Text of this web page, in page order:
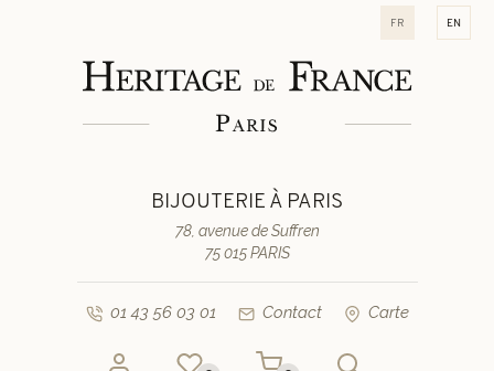
fr en
BIJOUTERIE À PARIS
78, avenue de Suffren
75 015 PARIS
01 43 56 03 01 Contact Carte